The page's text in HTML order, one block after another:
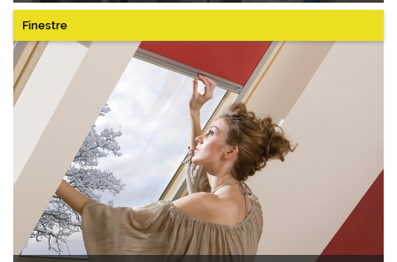
Finestre